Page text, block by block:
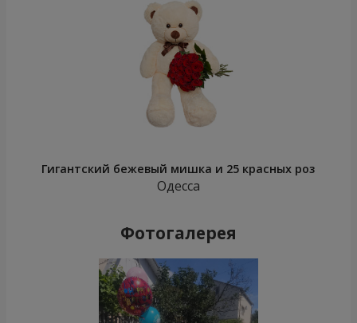
Гигантский бежевый мишка и 25 красных роз
Одесса
Фотогалерея